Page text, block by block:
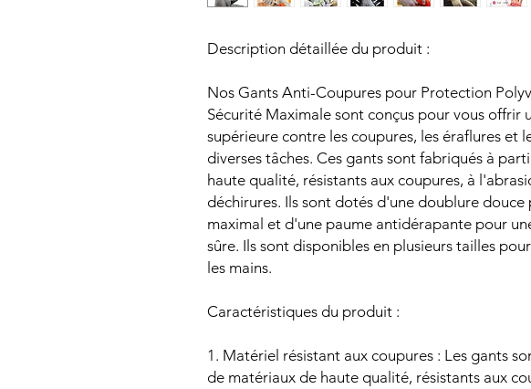
Description détaillée du produit :
Nos Gants Anti-Coupures pour Protection
Sécurité Maximale sont conçus pour vous offrir
supérieure contre les coupures, les éraflures et
diverses tâches. Ces gants sont fabriqués à
haute qualité, résistants aux coupures, à
déchirures. Ils sont dotés d'une doublure
maximal et d'une paume antidérapante pour
sûre. Ils sont disponibles en plusieurs tailles
les mains.
Caractéristiques du produit :
1. Matériel résistant aux coupures : Les gants
de matériaux de haute qualité, résistants aux